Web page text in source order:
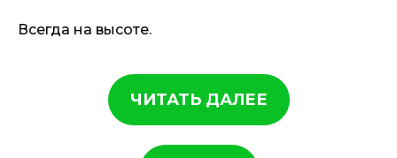
Всегда на высоте.
ЧИТАТЬ ДАЛЕЕ